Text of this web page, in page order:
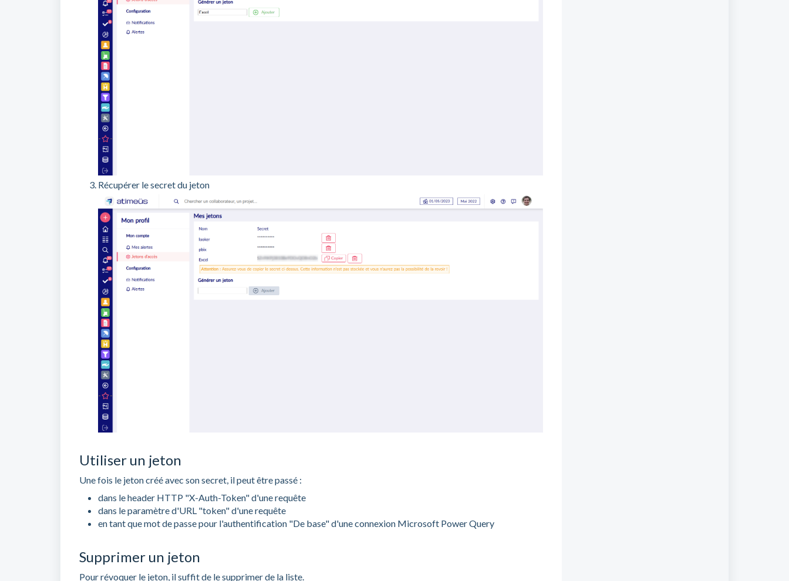
Récupérer le secret du jeton
Utiliser un jeton
Une fois le jeton créé avec son secret, il peut être passé :
dans le header HTTP "X-Auth-Token" d'une requête
dans le paramètre d'URL "token" d'une requête
en tant que mot de passe pour l'authentification "De base" d'une connexion Microsoft Power Query
Supprimer un jeton
Pour révoquer le jeton, il suffit de le supprimer de la liste.